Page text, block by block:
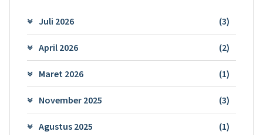
Juli 2026 (3)
April 2026 (2)
Maret 2026 (1)
November 2025 (3)
Agustus 2025 (1)